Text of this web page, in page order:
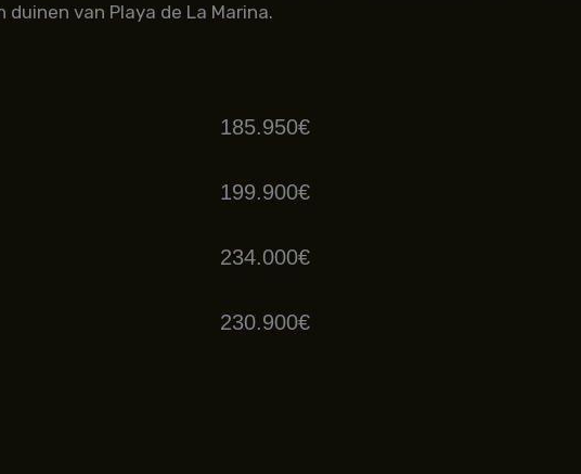
van Playa de La Marina.
185.950€
199.900€
234.000€
230.900€